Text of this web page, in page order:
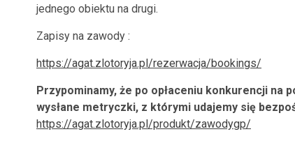
jednego obiektu na drugi.
Zapisy na zawody :
https://agat.zlotoryja.pl/rezerwacja/bookings/
Przypominamy, że po opłaceniu konkurencji
wysłane metryczki, z którymi udajemy się
https://agat.zlotoryja.pl/produkt/zawodygp/